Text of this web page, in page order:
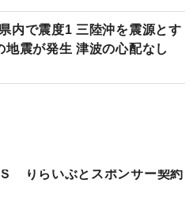
内で震度1 三陸沖を震源とす
地震が発生 津波の心配なし
りらいぶとスポンサー契約